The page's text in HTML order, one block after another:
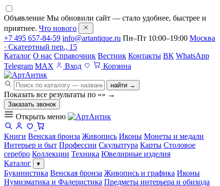
Объявление Мы обновили сайт — стало удобнее, быстрее и
приятнее. Что нового
+7 495 657-84-59 info@artantique.ru Пн–Пт 10:00–19:00 Москва
· Скатертный пер., 15
Каталог О нас Справочник Вестник Контакты ВК WhatsApp
Telegram MAX Вход Корзина
найти →
Показать все результаты по «» →
Заказать звонок
Открыть меню
Книги Венская бронза Живопись Иконы Монеты и медали
Интерьер и быт Профессии Скульптура Карты Столовое
серебро Коллекции Техника Ювелирные изделия
Каталог
▾
Букинистика Венская бронза Живопись и графика Иконы
Нумизматика и Фалеристика Предметы интерьера и обихода